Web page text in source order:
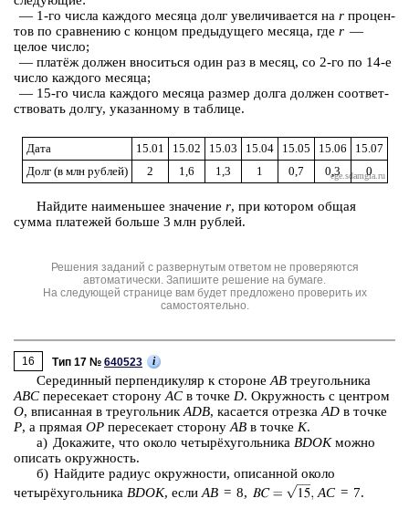
— 1-го числа каж­до­го ме­ся­ца долг уве­ли­чи­ва­ет­ся на r про­цен­
тов по срав­не­нию с кон­цом преды­ду­ще­го ме­ся­ца, где r —
целое число;
— платёж дол­жен вно­сить­ся один раз в месяц, со 2-го по 14-е
число каж­до­го ме­ся­ца;
— 15-го числа каж­до­го ме­ся­ца раз­мер долга дол­жен со­от­вет­
ство­вать долгу, ука­зан­но­му в таб­ли­це.
Дата 15.01 15.02 15.03 15.04 15.05 15.06
15.07
Долг (в млн руб­лей)
2 1,6 1,3 1 0,7 0,3 0
Най­ди­те наи­мень­шее зна­че­ние r, при ко­то­ром общая
сумма пла­те­жей боль­ше 3 млн руб­лей.
Решения заданий с развернутым ответом не проверяются
автоматически. Запишите решение на бумаге.
На следующей странице вам будет предложено проверить их
самостоятельно.
16 Тип 17 № 640523 i
Се­ре­дин­ный пер­пен­ди­ку­ляр к сто­ро­неAB тре­уголь­ни­ка
ABC переcекает сто­ро­нуAC в точке D. Окруж­ность с цен­тром
O, впи­сан­ная в тре­уголь­никADB, ка­са­ет­ся от­рез­каAD в точке
P, а пря­мая OP пе­ре­се­ка­ет сто­ро­нуAB в точке K.
а) До­ка­жи­те, что около четырёхуголь­ни­ка BDOKможно
опи­сать окруж­ность.
б) Най­ди­те ра­ди­ус окруж­но­сти, опи­сан­ной около
четырёхуголь­ни­ка BDOK, если AB = 8, AC= 7.